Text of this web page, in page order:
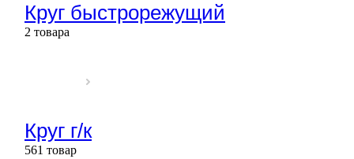
Круг быстрорежущий
2 товара
Круг г/к
561 товар